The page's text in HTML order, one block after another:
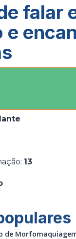
falar
e
: 13
de